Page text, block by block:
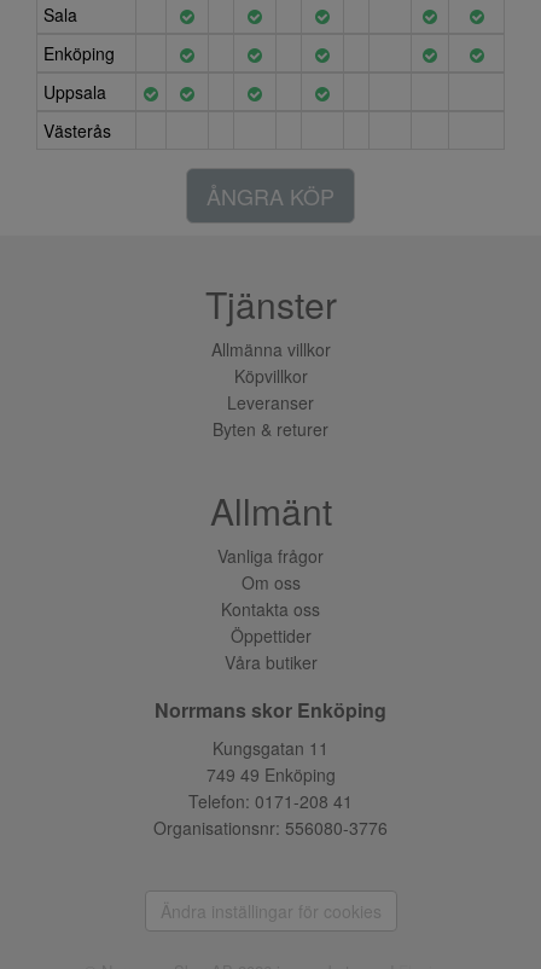
Sala
Enköping
Uppsala
Västerås
ÅNGRA KÖP
Tjänster
Allmänna villkor
Köpvillkor
Leveranser
Byten & returer
Allmänt
Vanliga frågor
Om oss
Kontakta oss
Öppettider
Våra butiker
Norrmans skor Enköping
Kungsgatan 11
749 49 Enköping
Telefon: 0171-208 41
Organisationsnr: 556080-3776
Ändra inställingar för cookies